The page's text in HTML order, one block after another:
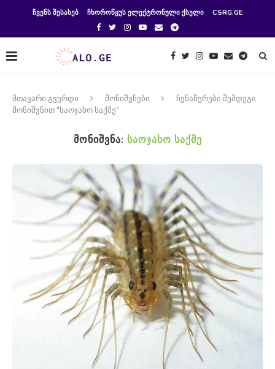
ᲩᲕᲔᲜᲡ ᲨᲔᲡᲐᲮᲔᲑ ᲩᲮᲝᲠᲝᲬᲧᲣᲡ ᲔᲚᲔᲥᲢᲠᲝᲜᲣᲚᲘ ᲥᲡᲔᲚᲘ CSRG.GE
მთავარი გვერდი მონიშვნები
ჩენაწერები შემდეგი
მონიშვნით "საოჯახო საქმე"
ᲛᲝᲜᲘᲨᲕᲜᲐ: ᲡᲐᲝᲯᲐᲮᲝ ᲡᲐᲥᲛᲔ